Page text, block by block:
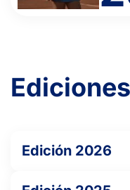
Edición 2026